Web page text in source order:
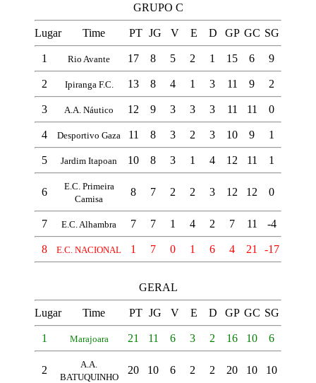
GRUPO C
Lugar Time PT JG V E D GP GC SG
1 Rio Avante 17 8 5 2 1 15 6 9
2 Ipiranga F.C. 13 8 4 1 3 11 9 2
3 A.A. Náutico 12 9 3 3 3 11 11 0
4 Desportivo Gaza 11 8 3 2 3 10 9 1
5 Jardim Itapoan 10 8 3 1 4 12 11 1
6
E.C. Primeira
Camisa
8 7 2 2 3 12 12 0
7 E.C. Alhambra 7 7 1 4 2 7 11 -4
8 E.C. NACIONAL 1 7 0 1 6 4 21 -17
GERAL
Lugar Time PT JG V E D GP GC SG
1 Marajoara 21 11 6 3 2 16 10 6
2
A.A.
BATUQUINHO
20 10 6 2 2 20 10 10